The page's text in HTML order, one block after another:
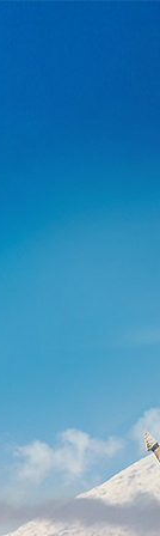
8.1